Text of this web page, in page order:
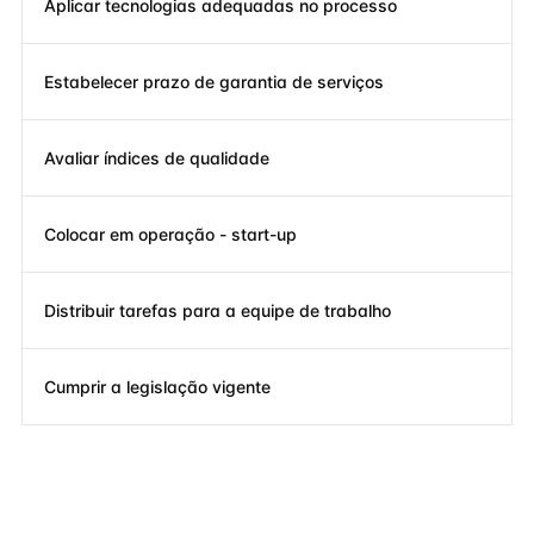
Aplicar tecnologias adequadas no processo
Estabelecer prazo de garantia de serviços
Avaliar índices de qualidade
Colocar em operação - start-up
Distribuir tarefas para a equipe de trabalho
Cumprir a legislação vigente